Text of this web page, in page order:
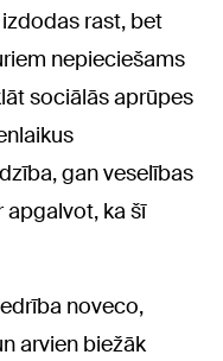
rast, bet
nepieciešams
sociālās aprūpes
gan veselības
apgalvot, ka šī
noveco,
arvien biežāk